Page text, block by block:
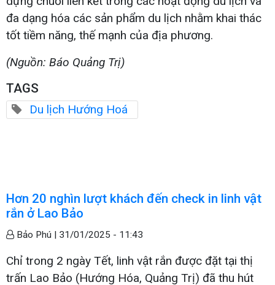
đa dạng hóa các sản phẩm du lịch nhằm khai thác
tốt tiềm năng, thế mạnh của địa phương.
(Nguồn: Báo Quảng Trị)
TAGS
Du lịch Hướng Hoá
Hơn 20 nghìn lượt khách đến check in linh vật
rắn ở Lao Bảo
Bảo Phú | 31/01/2025 - 11:43
Chỉ trong 2 ngày Tết, linh vật rắn được đặt tại thị
trấn Lao Bảo (Hướng Hóa, Quảng Trị) đã thu hút